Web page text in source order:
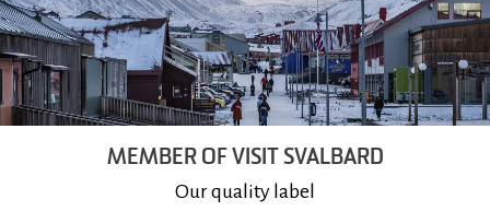
MEMBER OF VISIT SVALBARD
Our quality label